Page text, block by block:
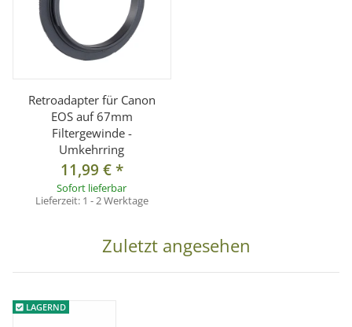
Retroadapter für Canon
EOS auf 67mm
Filtergewinde -
Umkehrring
11,99 €*
Sofort lieferbar
Lieferzeit: 1 - 2 Werktage
Zuletzt angesehen
LAGERND